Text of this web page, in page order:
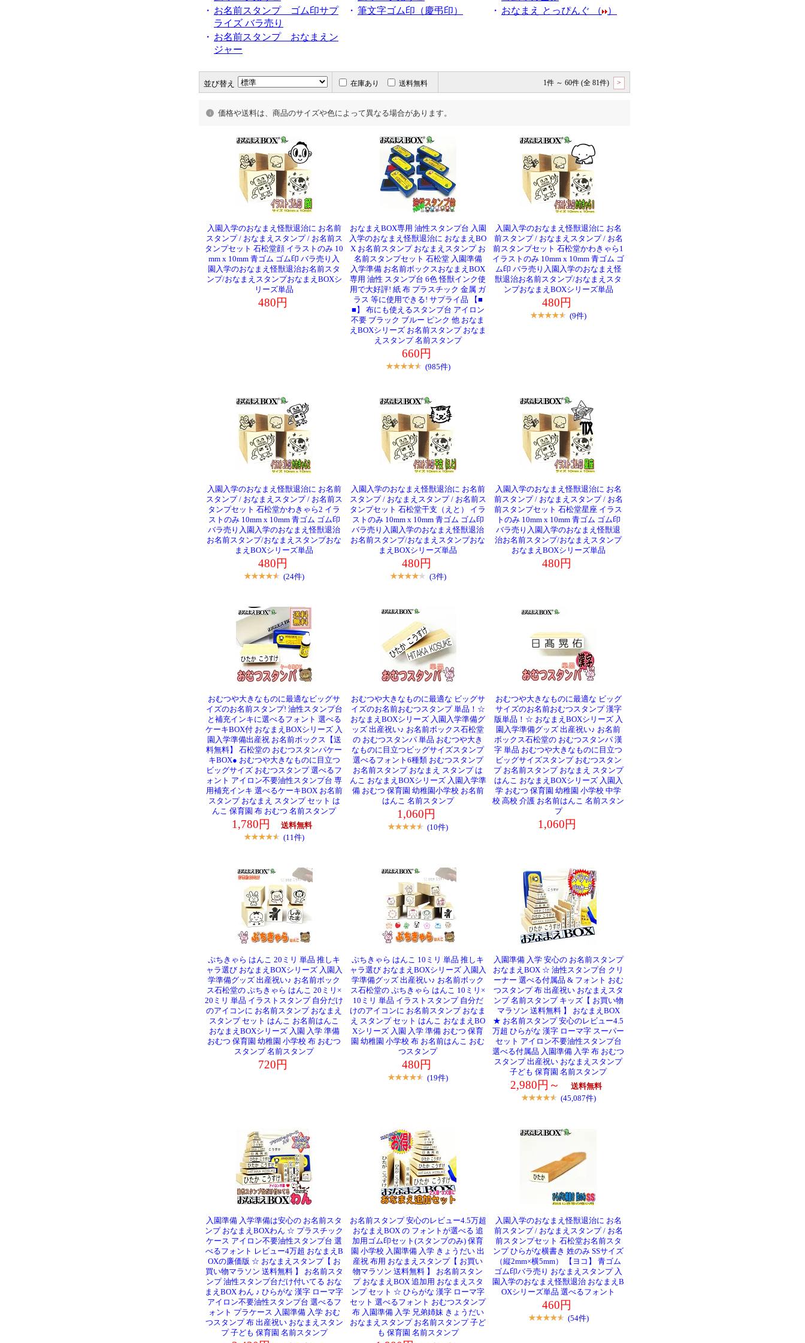
・ お名前スタンプ ゴム印サプ
ライズ バラ売り
・ 筆文字ゴム印（慶弔印） ・ おなまえ とっぴんぐ （ ）
・ お名前スタンプ おなまえン
ジャー
並び替え 在庫あり 送料無料 1件 ～ 60件 (全 81件) >
価格や送料は、商品のサイズや色によって異なる場合があります。
入園入学のおなまえ怪獣退治に お名前
スタンプ / おなまえスタンプ / お名前ス
タンプセット 石松堂顔 イラストのみ 10
mm x 10mm 青ゴム ゴム印 バラ売り入
園入学のおなまえ怪獣退治お名前スタ
ンプ/おなまえスタンプおなまえBOXシ
リーズ単品
480円
おなまえBOX専用 油性スタンプ台 入園
入学のおなまえ怪獣退治に おなまえBO
X お名前スタンプ おなまえスタンプ お
名前スタンプセット 石松堂 入園準備
入学準備 お名前ボックスおなまえBOX
専用 油性 スタンプ台 6色 怪獣インク使
用で大好評! 紙 布 プラスチック 金属 ガ
ラス 等に使用できる! サプライ品 【■
■】 布にも使えるスタンプ台 アイロン
不要 ブラック ブルー ピンク 他 おなま
えBOXシリーズ お名前スタンプ おなま
えスタンプ 名前スタンプ
660円
(985件)
入園入学のおなまえ怪獣退治に お名
前スタンプ / おなまえスタンプ / お名
前スタンプセット 石松堂かわきゃら1
イラストのみ 10mm x 10mm 青ゴム ゴ
ム印 バラ売り入園入学のおなまえ怪
獣退治お名前スタンプ/おなまえスタ
ンプおなまえBOXシリーズ単品
480円
(9件)
入園入学のおなまえ怪獣退治に お名前
スタンプ / おなまえスタンプ / お名前ス
タンプセット 石松堂かわきゃら2 イラ
ストのみ 10mm x 10mm 青ゴム ゴム印
バラ売り入園入学のおなまえ怪獣退治
お名前スタンプ/おなまえスタンプおな
まえBOXシリーズ単品
480円
(24件)
入園入学のおなまえ怪獣退治に お名前
スタンプ / おなまえスタンプ / お名前ス
タンプセット 石松堂干支（えと） イラ
ストのみ 10mm x 10mm 青ゴム ゴム印
バラ売り入園入学のおなまえ怪獣退治
お名前スタンプ/おなまえスタンプおな
まえBOXシリーズ単品
480円
(3件)
入園入学のおなまえ怪獣退治に お名
前スタンプ / おなまえスタンプ / お名
前スタンプセット 石松堂星座 イラス
トのみ 10mm x 10mm 青ゴム ゴム印
バラ売り入園入学のおなまえ怪獣退
治お名前スタンプ/おなまえスタンプ
おなまえBOXシリーズ単品
480円
おむつや大きなものに最適なビッグサ
イズのお名前スタンプ! 油性スタンプ台
と補充インキに選べるフォント 選べる
ケーキBOX付 おなまえBOXシリーズ 入
園入学準備出産祝 お名前ボックス【送
料無料】 石松堂の おむつスタンパケー
キBOX● おむつや大きなものに目立つ
ビッグサイズ おむつスタンプ 選べるフ
ォント アイロン不要油性スタンプ台 専
用補充インキ 選べるケーキBOX お名前
スタンプ おなまえ スタンプ セット は
んこ 保育園 布 おむつ 名前スタンプ
1,780円 送料無料
(11件)
おむつや大きなものに最適な ビッグサ
イズのお名前おむつスタンプ 単品！☆
おなまえBOXシリーズ 入園入学準備グ
ッズ 出産祝い♪ お名前ボックス石松堂
の おむつスタンパ 単品 おむつや大き
なものに目立つビッグサイズスタンプ
選べるフォント6種類 おむつスタンプ
お名前スタンプ おなまえ スタンプ は
んこ おなまえBOXシリーズ 入園入学準
備 おむつ 保育園 幼稚園小学校 お名前
はんこ 名前スタンプ
1,060円
(10件)
おむつや大きなものに最適な ビッグ
サイズのお名前おむつスタンプ 漢字
版単品！☆ おなまえBOXシリーズ 入
園入学準備グッズ 出産祝い♪ お名前
ボックス石松堂の おむつスタンパ 漢
字 単品 おむつや大きなものに目立つ
ビッグサイズスタンプ おむつスタン
プ お名前スタンプ おなまえ スタンプ
はんこ おなまえBOXシリーズ 入園入
学 おむつ 保育園 幼稚園 小学校 中学
校 高校 介護 お名前はんこ 名前スタン
プ
1,060円
ぷちきゃら はんこ 20ミリ 単品 推しキ
ャラ選び おなまえBOXシリーズ 入園入
学準備グッズ 出産祝い♪ お名前ボック
ス石松堂の ぷちきゃら はんこ 20ミリ×
20ミリ 単品 イラストスタンプ 自分だけ
のアイコンに お名前スタンプ おなまえ
スタンプ セット はんこ お名前はんこ
おなまえBOXシリーズ 入園 入学 準備
おむつ 保育園 幼稚園 小学校 布 おむつ
スタンプ 名前スタンプ
720円
ぷちきゃら はんこ 10ミリ 単品 推しキ
ャラ選び おなまえBOXシリーズ 入園入
学準備グッズ 出産祝い♪ お名前ボック
ス石松堂の ぷちきゃら はんこ 10ミリ×
10ミリ 単品 イラストスタンプ 自分だ
けのアイコンに お名前スタンプ おなま
え スタンプ セット はんこ おなまえBO
Xシリーズ 入園 入学 準備 おむつ 保育
園 幼稚園 小学校 布 お名前はんこ おむ
つスタンプ
480円
(19件)
入園準備 入学 安心の お名前スタンプ
おなまえBOX ☆ 油性スタンプ台 クリ
ーナー 選べる付属品 & フォント おむ
つスタンプ 布 出産祝い おなまえスタ
ンプ 名前スタンプ キッズ【 お買い物
マラソン 送料無料 】 おなまえBOX
★ お名前スタンプ 安心のレビュー4.5
万超 ひらがな 漢字 ローマ字 スーパー
セット アイロン不要油性スタンプ台
選べる付属品 入園準備 入学 布 おむつ
スタンプ 出産祝い おなまえスタンプ
子ども 保育園 名前スタンプ
2,980円～ 送料無料
(45,087件)
入園準備 入学準備は安心の お名前スタ
ンプ おなまえBOXわん ☆ プラスチック
ケース アイロン不要油性スタンプ台 選
べるフォント レビュー4万超 おなまえB
OXの廉価版 ☆ おなまえスタンプ【 お
買い物マラソン 送料無料 】 お名前スタ
ンプ 油性スタンプ台だけ付いてる おな
まえBOX わん ♪ ひらがな 漢字 ローマ字
アイロン不要油性スタンプ台 選べるフ
ォント プラケース 入園準備 入学 おむ
つスタンプ 布 出産祝い おなまえスタン
プ 子ども 保育園 名前スタンプ
お名前スタンプ 安心のレビュー4.5万超
おなまえBOX の フォントが選べる 追
加用ゴム印セット(スタンプのみ) 保育
園 小学校 入園準備 入学 きょうだい 出
産祝 布用 おなまえスタンプ【 お買い
物マラソン 送料無料 】 お名前スタン
プ おなまえBOX 追加用 おなまえスタ
ンプ セット ☆ ひらがな 漢字 ローマ字
セット 選べるフォント おむつスタンプ
布 入園準備 入学 兄弟姉妹 きょうだい
おなまえスタンプ お名前スタンプ 子ど
も 保育園 名前スタンプ
入園入学のおなまえ怪獣退治に お名
前スタンプ / おなまえスタンプ / お名
前スタンプセット 石松堂お名前スタ
ンプ ひらがな横書き 姓のみ SSサイズ
（縦2mm×横5mm） 【ヨコ】 青ゴム
ゴム印バラ売り おなまえスタンプ 入
園入学のおなまえ怪獣退治 おなまえB
OXシリーズ単品 選べるフォント
460円
(54件)